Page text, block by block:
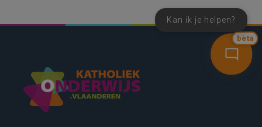
bèta
Kan ik je helpen?